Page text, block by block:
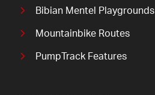
Bibian Mentel Playgrounds
Mountainbike Routes
PumpTrack Features